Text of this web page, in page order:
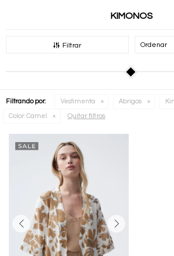
KIMONOS
Filtrar
Filtrando por: Vestimenta Abrigos
Color: Camel Quitar filtros